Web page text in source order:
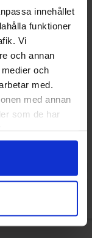
innehållet
funktioner
Vi
och annan
och
med.
med annan
som de har
Ring
Køb